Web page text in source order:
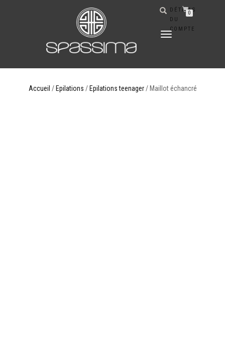
DÉPLIER
DÉTAILS
DU
COMPTE
0
Accueil / Epilations / Epilations teenager/ Maillot échancré